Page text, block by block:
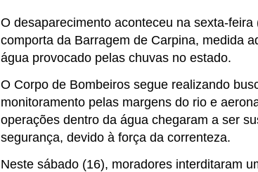
O desaparecimento aconteceu na sexta-
comporta da Barragem de Carpina, medida
água provocado pelas chuvas no estado.
O Corpo de Bombeiros segue realizando
monitoramento pelas margens do rio e
operações dentro da água chegaram a ser
segurança, devido à força da correnteza.
Neste sábado (16), moradores interditaram